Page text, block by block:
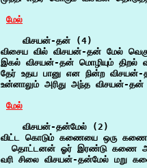
மேல்
    விசயன்-தன் (4)
விசைய வில் விசயன்-தன் மேல்
இகல் விசயன்-தன் மொழியும் திறல்
தேர் உதய பானு என நின்ற
உன்னாலும் அரிது அந்த விசயன்-
மேல்
    விசயன்-தன்மேல் (2)
விட்ட கொடும் கணையை ஒரு
தொட்டனன் ஓர் இரண்டு கணை
வரி சிலை விசயன்-தன்மேல் மறு